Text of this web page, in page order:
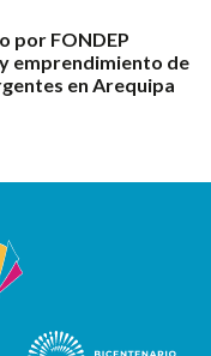
por FONDEP
emprendimiento de
en Arequipa